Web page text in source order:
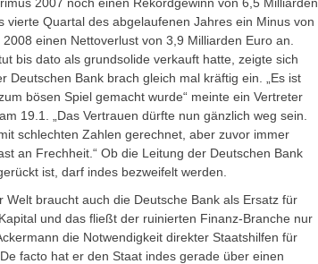
vierte Quartal des abgelaufenen Jahres ein Minus von
einen Nettoverlust von 3,9 Milliarden Euro an.
bis dato als grundsolide verkauft hatte, zeigte sich
Deutschen Bank brach gleich mal kräftig ein. „Es ist
bösen Spiel gemacht wurde“ meinte ein Vertreter
19.1. „Das Vertrauen dürfte nun gänzlich weg sein.
schlechten Zahlen gerechnet, aber zuvor immer
an Frechheit.“ Ob die Leitung der Deutschen Bank
ist, darf indes bezweifelt werden.
braucht auch die Deutsche Bank als Ersatz für
und das fließt der ruinierten Finanz-Branche nur
die Notwendigkeit direkter Staatshilfen für
facto hat er den Staat indes gerade über einen